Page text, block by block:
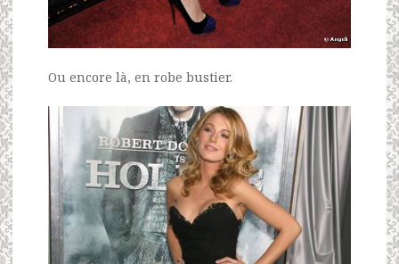
Ou encore là, en robe bustier.